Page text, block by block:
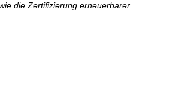
die Zertifizierung erneuerbarer